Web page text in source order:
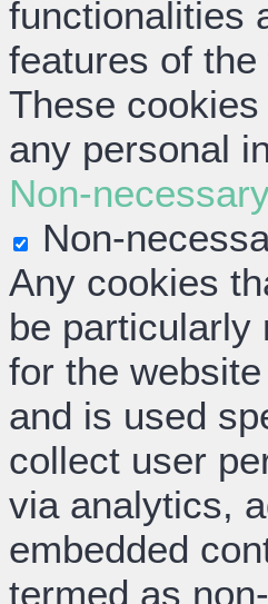
functionalities
features of the
These
any personal
Non-
Non-
Any cookies
be particularly
for the
and is used
collect user
via analytics,
embedded
termed as